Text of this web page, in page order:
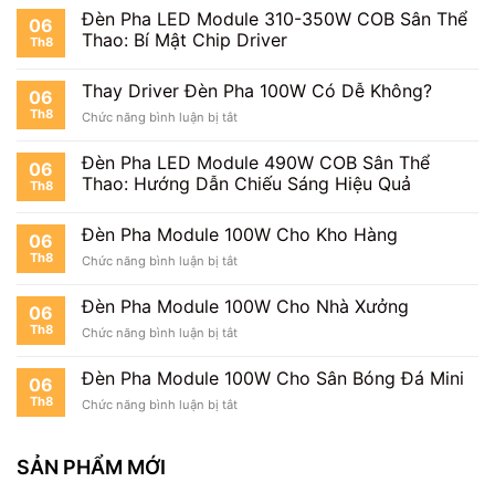
Sân
Tennis
Pha
Module
100W
Sân
06
Th8
Đèn Pha LED Module 310-350W COB Sân Thể
Thao: Bí Mật Chip Driver
06
Th8
Thay Driver Đèn Pha 100W Có Dễ Không?
Chức năng bình luận bị tắtở
Driver
Đèn
Pha
Có
Không?
06
Th8
Đèn Pha LED Module 490W COB Sân Thể
Thao: Hướng Dẫn Chiếu Sáng Hiệu Quả
06
Th8
Đèn Pha Module 100W Cho Kho Hàng
Chức năng bình luận bị tắtở
Pha
Module
100W
Kho
06
Th8
Đèn Pha Module 100W Cho Nhà Xưởng
Chức năng bình luận bị tắtở
Pha
Module
100W
06
Th8
Đèn Pha Module 100W Cho Sân Bóng Đá Mini
Chức năng bình luận bị tắtở
SẢN PHẨM MỚI